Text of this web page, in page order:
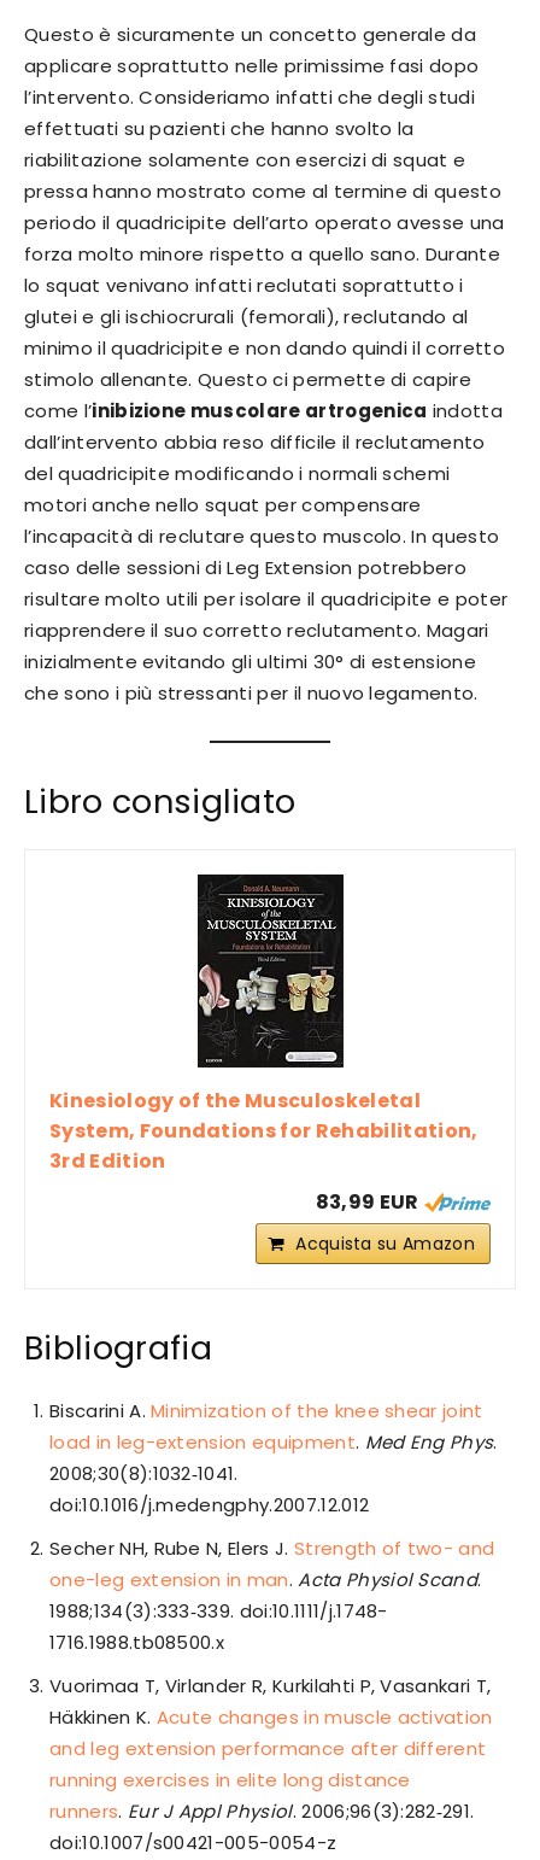
Questo è sicuramente un concetto generale da
applicare soprattutto nelle primissime fasi dopo
l’intervento. Consideriamo infatti che degli studi
effettuati su pazienti che hanno svolto la
riabilitazione solamente con esercizi di squat e
pressa hanno mostrato come al termine di questo
periodo il quadricipite dell’arto operato avesse una
forza molto minore rispetto a quello sano. Durante
lo squat venivano infatti reclutati soprattutto i
glutei e gli ischiocrurali (femorali), reclutando al
minimo il quadricipite e non dando quindi il corretto
stimolo allenante. Questo ci permette di capire
come l’inibizione muscolare artrogenica indotta
dall’intervento abbia reso difficile il reclutamento
del quadricipite modificando i normali schemi
motori anche nello squat per compensare
l’incapacità di reclutare questo muscolo. In questo
caso delle sessioni di Leg Extension potrebbero
risultare molto utili per isolare il quadricipite e poter
riapprendere il suo corretto reclutamento. Magari
inizialmente evitando gli ultimi 30° di estensione
che sono i più stressanti per il nuovo legamento.
Libro consigliato
Kinesiology of the Musculoskeletal
System, Foundations for Rehabilitation,
3rd Edition
83,99 EUR
Acquista su Amazon
Bibliografia
Biscarini A.Minimization of the knee shear joint
load in leg-extension equipment. Med Eng Phys.
2008;30(8):1032‐1041.
doi:10.1016/j.medengphy.2007.12.012
Secher NH, Rube N, Elers J. Strength of two- and
one-leg extension in man.Acta Physiol Scand.
1988;134(3):333‐339. doi:10.1111/j.1748-
1716.1988.tb08500.x
Vuorimaa T, Virlander R, Kurkilahti P, Vasankari T,
Häkkinen K. Acute changes in muscle activation
and leg extension performance after different
running exercises in elite long distance
runners. Eur J Appl Physiol. 2006;96(3):282‐291.
doi:10.1007/s00421-005-0054-z